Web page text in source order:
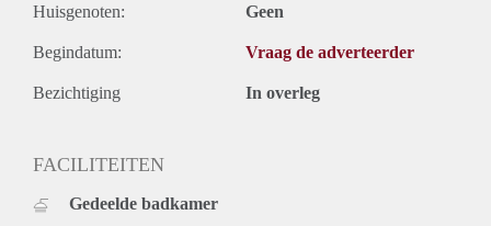
Huisgenoten: Geen
Begindatum: Vraag de adverteerder
Bezichtiging In overleg
FACILITEITEN
Gedeelde badkamer